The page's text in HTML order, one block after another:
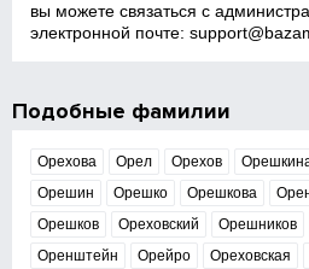
вы можете связаться с
электронной почте:
Подобные фамилии
Орехова Орел Орехов
Орешин
Орешко Орешкова
Орешков
Ореховский Орешников
Оренштейн
Орейро Ореховская